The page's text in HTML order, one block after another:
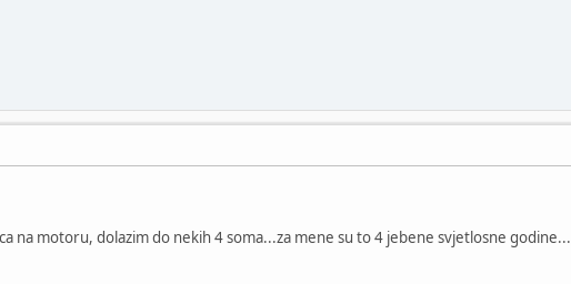
na motoru, dolazim do nekih 4 soma...za mene su to 4 jebene svjetlosne godine...